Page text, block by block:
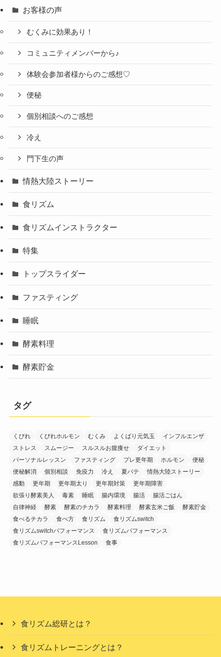
お客様の声
むくみに効果あり！
コミュニティメンバーから♪
体験会参加者様からのご感想♡
便秘
個別相談へのご感想
冷え
門下生の声
情熱大陸ストーリー
食リズム
食リズムインストラクター
特集
トップスライダー
ファスティング
睡眠
酵素料理
酵素貯金
タグ
くびれ くびれホルモン むくみ よくばり元気玉
インフルエンザ
ストレス
スムージー スルスルお腹痩せ
ダイエット
パーソナルレッスン
ファスティング プレ更年期 ホルモン
便秘
便秘解消
個別相談 免疫力 冷え 夏バテ
情熱大陸ストーリー
感動
更年期 更年期太り 更年期対策
更年期障害
欲張り酵素美人
毒素 睡眠 腸内環境 腸活
腸活ごはん
自律神経
酵素 酵素のチカラ 酵素料理 酵素玄米ご飯
酵素貯金
食べるチカラ
食べ方 食リズム
食リズムswitch
食リズムswitchパフォーマンス
食リズムパフォーマンス
食リズムパフォーマンスLesson
食事
食リズム総研とは？
食リズムトレーニングとは？